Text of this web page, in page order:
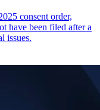
consent order,
have been filed after a
issues.